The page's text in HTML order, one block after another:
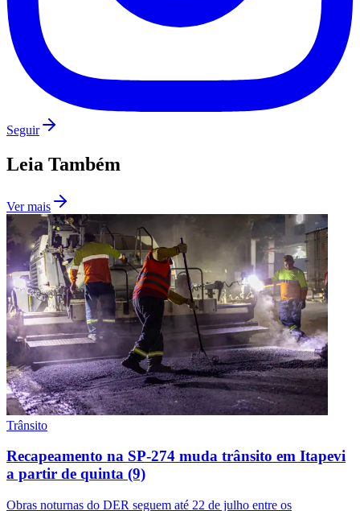
Santos
Seguir
Leia Também
Ver mais
Trânsito
Recapeamento na SP-274 muda trânsito em Itapevi
a partir de quinta (9)
Obras noturnas do DER seguem até 22 de julho entre os